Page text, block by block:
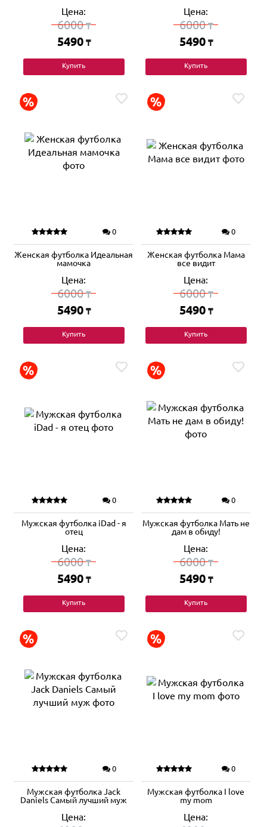
Цена:
6000₸
5490 ₸
Купить
Цена:
6000₸
5490 ₸
Купить
0
Женская футболка Идеальная
мамочка
Цена:
6000₸
5490 ₸
Купить
0
Женская футболка Мама
все видит
Цена:
6000₸
5490 ₸
Купить
0
Мужская футболка iDad - я
отец
Цена:
6000₸
5490 ₸
Купить
0
Мужская футболка Мать не
дам в обиду!
Цена:
6000₸
5490 ₸
Купить
0
Мужская футболка Jack
Daniels Самый лучший муж
Цена:
0
Мужская футболка I love
my mom
Цена: